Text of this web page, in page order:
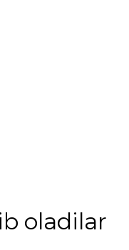
oladilar